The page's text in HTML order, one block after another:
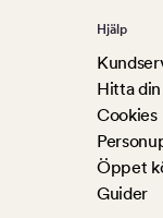
Hjälp
Hitta
Cookies
Öppet
Guider